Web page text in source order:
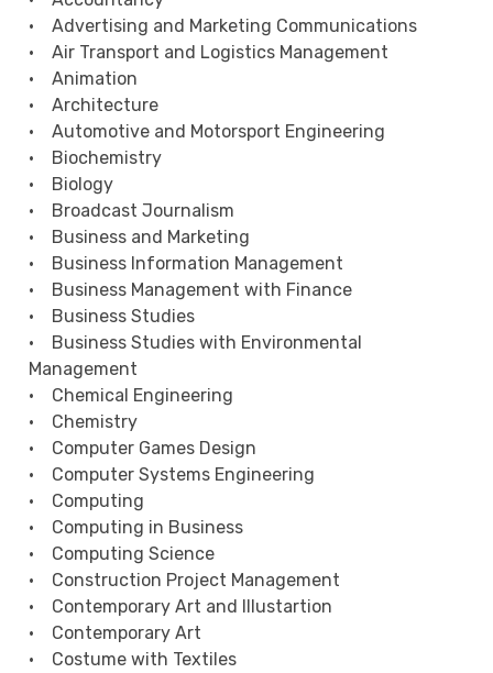
• Advertising and Marketing Communications
• Air Transport and Logistics Management
• Animation
• Architecture
• Automotive and Motorsport Engineering
• Biochemistry
• Biology
• Broadcast Journalism
• Business and Marketing
• Business Information Management
• Business Management with Finance
• Business Studies
• Business Studies with Environmental
Management
• Chemical Engineering
• Chemistry
• Computer Games Design
• Computer Systems Engineering
• Computing
• Computing in Business
• Computing Science
• Construction Project Management
• Contemporary Art and Illustartion
• Contemporary Art
• Costume with Textiles